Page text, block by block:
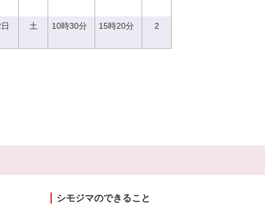
土 10時30分 15時20分 2
シモジマのできること